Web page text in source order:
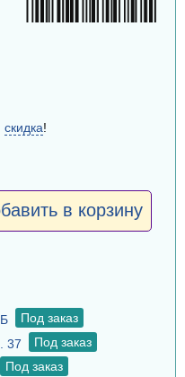
скидка!
в корзину
Под заказ
37
Под заказ
Под заказ